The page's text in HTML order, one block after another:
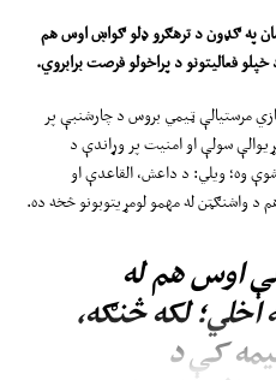
په ګډون د ترهګرو ډلو ګواښ اوسهم
فعالیتونو د پراخولو فرصت برابروي.
مرستیالې ټیمي بروس د چارشنبې پر
سولې او امنیت پر وړاندې د
وه؛ ویلي: د داعش، القاعدې او
د واشنګټن له مهمو لومړیتوبونو څخه ده.
اوس هم له
اخلي؛ لکه څنګه،
کې د